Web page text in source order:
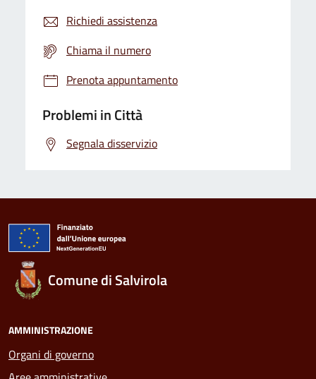
Richiedi assistenza
Chiama il numero
Prenota appuntamento
Problemi in Città
Segnala disservizio
Comune di Salvirola
AMMINISTRAZIONE
Organi di governo